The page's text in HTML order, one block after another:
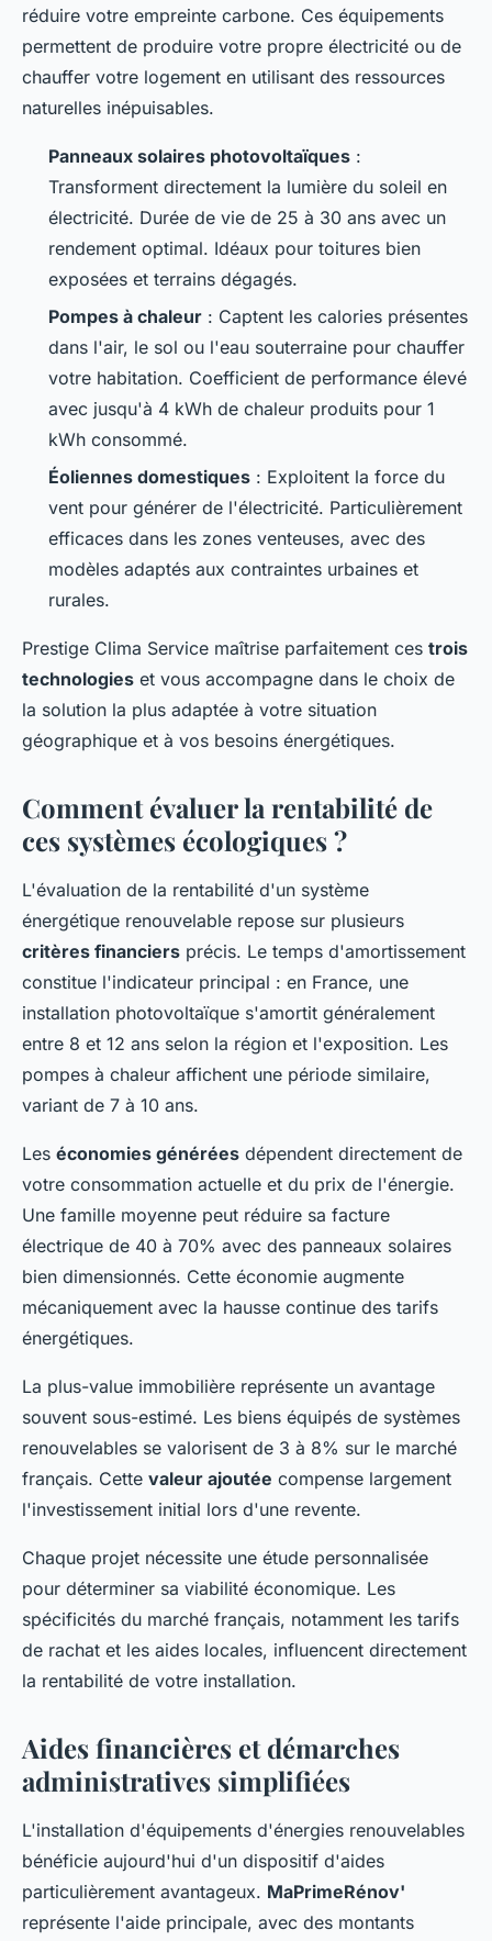
réduire votre empreinte carbone. Ces équipements
permettent de produire votre propre électricité ou de
chauffer votre logement en utilisant des ressources
naturelles inépuisables.
Panneaux solaires photovoltaïques :
Transforment directement la lumière du soleil en
électricité. Durée de vie de 25 à 30 ans avec un
rendement optimal. Idéaux pour toitures bien
exposées et terrains dégagés.
Pompes à chaleur : Captent les calories présentes
dans l'air, le sol ou l'eau souterraine pour chauffer
votre habitation. Coefficient de performance élevé
avec jusqu'à 4 kWh de chaleur produits pour 1
kWh consommé.
Éoliennes domestiques : Exploitent la force du
vent pour générer de l'électricité. Particulièrement
efficaces dans les zones venteuses, avec des
modèles adaptés aux contraintes urbaines et
rurales.
Prestige Clima Service maîtrise parfaitement ces trois
technologies et vous accompagne dans le choix de
la solution la plus adaptée à votre situation
géographique et à vos besoins énergétiques.
Comment évaluer la rentabilité de
ces systèmes écologiques ?
L'évaluation de la rentabilité d'un système
énergétique renouvelable repose sur plusieurs
critères financiers précis. Le temps d'amortissement
constitue l'indicateur principal : en France, une
installation photovoltaïque s'amortit généralement
entre 8 et 12 ans selon la région et l'exposition. Les
pompes à chaleur affichent une période similaire,
variant de 7 à 10 ans.
Les économies générées dépendent directement de
votre consommation actuelle et du prix de l'énergie.
Une famille moyenne peut réduire sa facture
électrique de 40 à 70% avec des panneaux solaires
bien dimensionnés. Cette économie augmente
mécaniquement avec la hausse continue des tarifs
énergétiques.
La plus-value immobilière représente un avantage
souvent sous-estimé. Les biens équipés de systèmes
renouvelables se valorisent de 3 à 8% sur le marché
français. Cette valeur ajoutée compense largement
l'investissement initial lors d'une revente.
Chaque projet nécessite une étude personnalisée
pour déterminer sa viabilité économique. Les
spécificités du marché français, notamment les tarifs
de rachat et les aides locales, influencent directement
la rentabilité de votre installation.
Aides financières et démarches
administratives simplifiées
L'installation d'équipements d'énergies renouvelables
bénéficie aujourd'hui d'un dispositif d'aides
particulièrement avantageux. MaPrimeRénov'
représente l'aide principale, avec des montants